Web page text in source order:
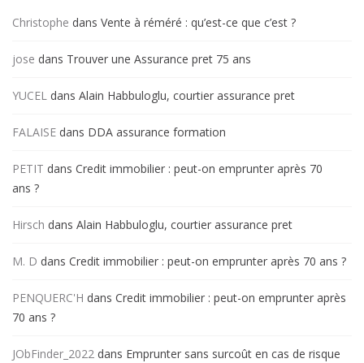
Christophe dans Vente à réméré : qu’est-ce que c’est ?
jose dans Trouver une Assurance pret 75 ans
YUCEL dans Alain Habbuloglu, courtier assurance pret
FALAISE dans DDA assurance formation
PETIT dans Credit immobilier : peut-on emprunter après 70
ans ?
Hirsch dans Alain Habbuloglu, courtier assurance pret
M. D dans Credit immobilier : peut-on emprunter après 70 ans ?
PENQUERC'H dans Credit immobilier : peut-on emprunter après
70 ans ?
JObFinder_2022 dans Emprunter sans surcoût en cas de risque